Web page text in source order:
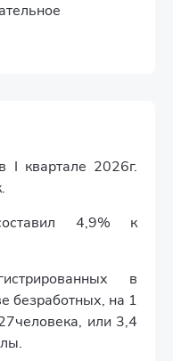
I квартале 2026г.
4,9% к
в
безработных, на 1
или 3,4